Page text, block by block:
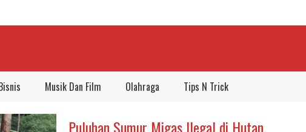
Musik Dan Film Olahraga Tips N Trick
Puluhan Sumur Migas Ilegal di Hutan